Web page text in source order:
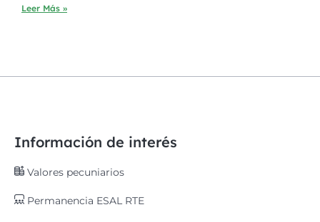
Leer Más »
Información de interés
Valores pecuniarios
Permanencia ESAL RTE